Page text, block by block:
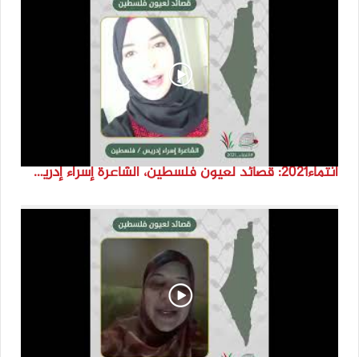
انتماء2021: قصائد لعيون فلسطين، الشاعرة إسراء إدريس، فلسطين